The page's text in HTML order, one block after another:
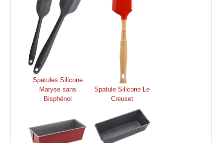
Spatules Silicone
Maryse sans
Bisphénol
Spatule Silicone Le
Creuset